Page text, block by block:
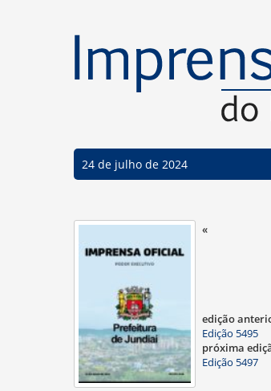
24 de julho de 2024
«
edição
Edição 5495
próxima
Edição 5497